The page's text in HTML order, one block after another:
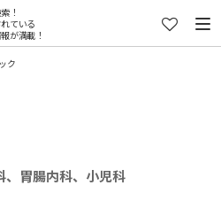
！
ている
が満載！
ク
、胃腸内科、小児科